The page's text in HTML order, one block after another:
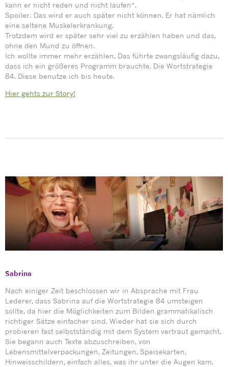
kann er nicht reden und nicht laufen“.
Spoiler: Das wird er auch später nicht können. Er hat nämlich
eine seltene Muskelerkrankung.
Trotzdem wird er später sehr viel zu erzählen haben und das,
ohne den Mund zu öffnen.
Ich wollte immer mehr erzählen. Das führte zwangsläufig dazu,
dass ich ein größeres Programm brauchte. Die Wortstrategie
84. Diese benutze ich bis heute.
Hier gehts zur Story!
Sabrina
Nach einiger Zeit beschlossen wir in Absprache mit Frau
Lederer, dass Sabrina auf die Wortstrategie 84 umsteigen
sollte, da hier die Möglichkeiten zum Bilden grammatikalisch
richtiger Sätze einfacher sind. Wieder hat sie sich durch
probieren fast selbstständig mit dem System vertraut gemacht.
Sie begann auch Texte abzuschreiben, von
Lebensmittelverpackungen, Zeitungen, Speisekarten,
Hinweisschildern, einfach alles, was ihr unter die Augen kam.